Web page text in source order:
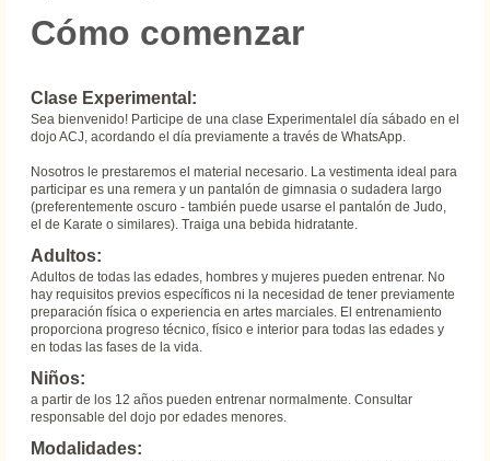
Cómo comenzar
Clase Experimental:
Sea bienvenido! Participe de una clase Experimentalel día sábado en el
dojo ACJ, acordando el día previamente a través de WhatsApp.
Nosotros le prestaremos el material necesario. La vestimenta ideal para
participar es una remera y un pantalón de gimnasia o sudadera largo
(preferentemente oscuro - también puede usarse el pantalón de Judo,
el de Karate o similares). Traiga una bebida hidratante.
Adultos:
Adultos de todas las edades, hombres y mujeres pueden entrenar. No
hay requisitos previos específicos ni la necesidad de tener previamente
preparación física o experiencia en artes marciales. El entrenamiento
proporciona progreso técnico, físico e interior para todas las edades y
en todas las fases de la vida.
Niños:
a partir de los 12 años pueden entrenar normalmente. Consultar
responsable del dojo por edades menores.
Modalidades: